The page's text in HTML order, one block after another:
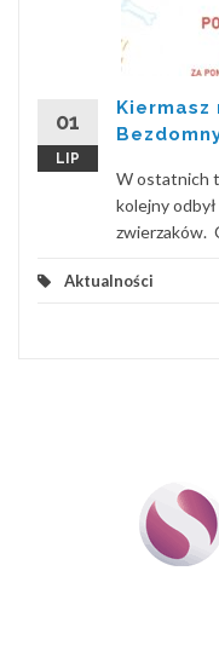
01
LIP
Kiermasz
W ostatnich
kolejny
zwierzaków.
Aktualności